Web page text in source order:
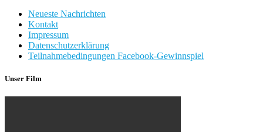
Neueste Nachrichten
Kontakt
Impressum
Datenschutzerklärung
Teilnahmebedingungen Facebook-Gewinnspiel
Unser Film